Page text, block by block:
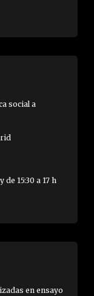
social a
15:30 a 17 h
en ensayo